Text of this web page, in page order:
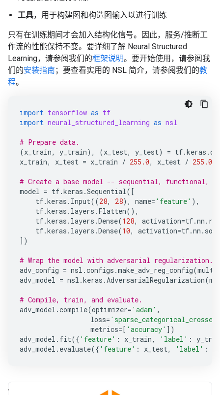
工具，用于构建图和构造图输入以进行训练
只有在训练期间才会加入结构化信号。因此，服务/推断工
作流的性能保持不变。要详细了解 Neural Structured
Learning，请参阅我们的框架说明。要开始使用，请参阅我
们的安装指南 ；要查看实用的 NSL 简介，请参阅我们的教
程。
import tensorflow as tf
import neural_structured_learning as nsl
# Prepare data.
(x_train, y_train), (x_test, y_test) = tf.keras .
x_train, x_test = x_train / 255.0, x_test / 255.0
# Create a base model -- sequential, functional,
model = tf.keras .Sequential([
tf.keras . Input((28, 28), name= 'feature' ),
tf.keras . layers . Flatten(),
tf.keras . layers .Dense(128, activation=tf.nn .
tf.keras . layers .Dense(10, activation=tf.nn .
])
# Wrap the model with adversarial regularization.
adv_config = nsl .configs .make_adv_reg_config(
adv_model = nsl .keras .AdversarialRegularization(
# Compile, train, and evaluate.
adv_model .compile(optimizer= 'adam' ,
loss=
metrics=[ 'accuracy' ])
adv_model . fit({ 'feature' : x_train, 'label' :
adv_model . evaluate({ 'feature' : x_test, 'label' :